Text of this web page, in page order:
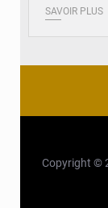
SAVOIR PLUS
Copyright ©